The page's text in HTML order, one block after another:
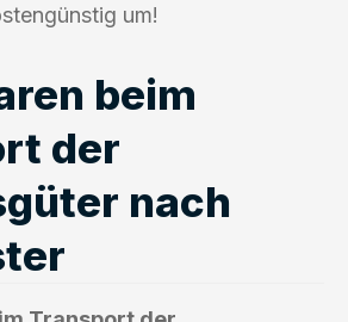
um!
beim
der
nach